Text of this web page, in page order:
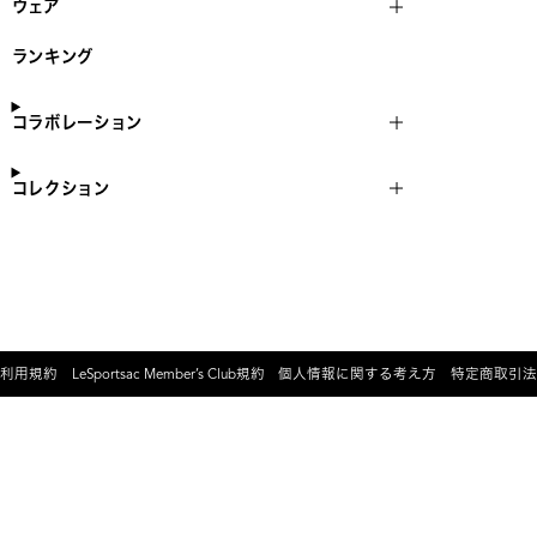
ウェア
ランキング
コラボレーション
コレクション
利用規約 LeSportsac Member’s Club規約 個人情報に関する考え方 特定商取引